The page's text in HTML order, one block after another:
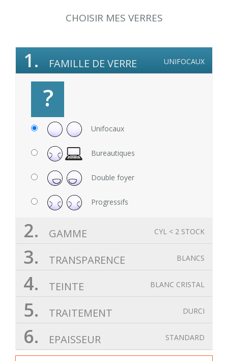
CHOISIR MES VERRES
UNIFOCAUX
1. FAMILLE DE VERRE
?
Unifocaux
Bureautiques
Double foyer
Progressifs
CYL < 2 STOCK
2. GAMME
BLANCS
3. TRANSPARENCE
BLANC CRISTAL
4. TEINTE
DURCI
5. TRAITEMENT
STANDARD
6. EPAISSEUR